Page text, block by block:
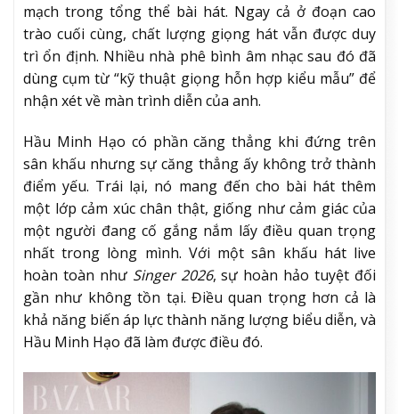
mạch trong tổng thể bài hát. Ngay cả ở đoạn cao
trào cuối cùng, chất lượng giọng hát vẫn được duy
trì ổn định. Nhiều nhà phê bình âm nhạc sau đó đã
dùng cụm từ “kỹ thuật giọng hỗn hợp kiểu mẫu” để
nhận xét về màn trình diễn của anh.
Hầu Minh Hạo có phần căng thẳng khi đứng trên
sân khấu nhưng sự căng thẳng ấy không trở thành
điểm yếu. Trái lại, nó mang đến cho bài hát thêm
một lớp cảm xúc chân thật, giống như cảm giác của
một người đang cố gắng nắm lấy điều quan trọng
nhất trong lòng mình. Với một sân khấu hát live
hoàn toàn như Singer 2026, sự hoàn hảo tuyệt đối
gần như không tồn tại. Điều quan trọng hơn cả là
khả năng biến áp lực thành năng lượng biểu diễn, và
Hầu Minh Hạo đã làm được điều đó.